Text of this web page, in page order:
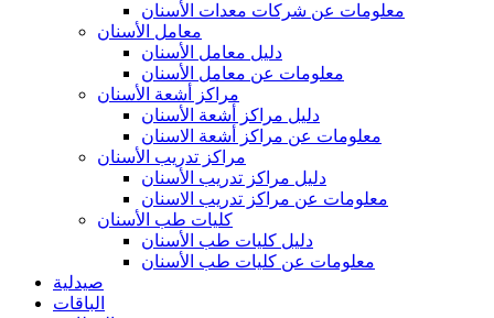
معلومات عن شركات معدات الأسنان
معامل الأسنان
دليل معامل الأسنان
معلومات عن معامل الأسنان
مراكز أشعة الأسنان
دليل مراكز أشعة الأسنان
معلومات عن مراكز أشعة الاسنان
مراكز تدريب الأسنان
دليل مراكز تدريب الأسنان
معلومات عن مراكز تدريب الاسنان
كليات طب الأسنان
دليل كليات طب الأسنان
معلومات عن كليات طب الأسنان
صيدلية
الباقات